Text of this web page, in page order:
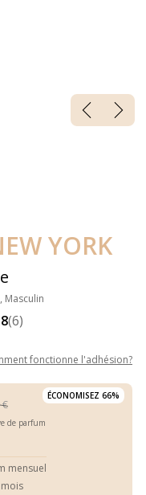
YORK
Masculin
(6)
fonctionne l'adhésion?
ÉCONOMISEZ 66%
€
de parfum
mensuel